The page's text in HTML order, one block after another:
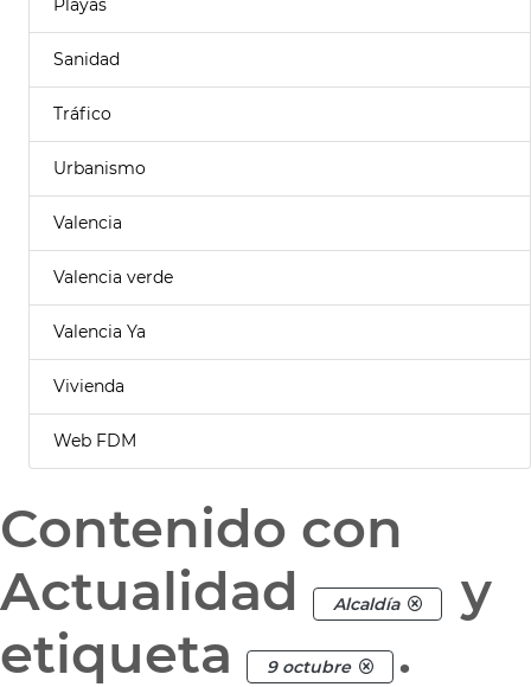
Sanidad
Tráfico
Urbanismo
Valencia
Valencia verde
Valencia Ya
Vivienda
Web FDM
Contenido con
Actualidad
Alcaldía
y
etiqueta
9 octubre .